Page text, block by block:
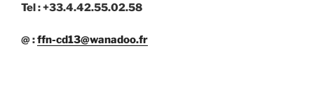
Tel : +33.4.42.55.02.58
@ :ffn-cd13@wanadoo.fr